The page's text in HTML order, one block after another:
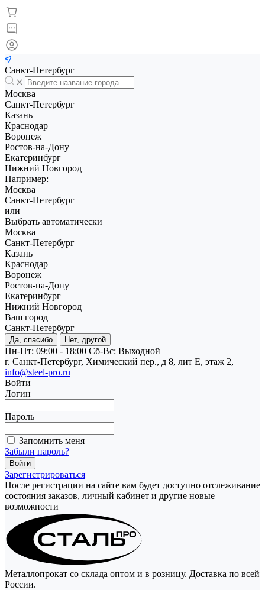
Санкт-Петербург
Москва
Санкт-Петербург
Казань
Краснодар
Воронеж
Ростов-на-Дону
Екатеринбург
Нижний Новгород
Например:
Москва
Санкт-Петербург
или
Выбрать автоматически
Москва
Санкт-Петербург
Казань
Краснодар
Воронеж
Ростов-на-Дону
Екатеринбург
Нижний Новгород
Ваш город
Санкт-Петербург
Да, спасибо Нет, другой
Пн-Пт: 09:00 - 18:00 Cб-Вс: Выходной
г. Санкт-Петербург, Химический пер., д 8, лит Е, этаж 2,
info@steel-pro.ru
Войти
Логин
Пароль
Запомнить меня
Забыли пароль?
Зарегистрироваться
После регистрации на сайте вам будет доступно отслеживание
состояния заказов, личный кабинет и другие новые
возможности
Металлопрокат со склада оптом и в розницу. Доставка по всей
России.